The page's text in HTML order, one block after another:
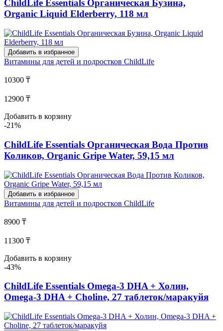
ChildLife Essentials Органическая Бузина,
Organic Liquid Elderberry, 118 мл
Добавить в избранное
Витамины для детей и подростков ChildLife
10300 ₸
12900 ₸
Добавить в корзину
-21%
ChildLife Essentials Органическая Вода Против
Коликов, Organic Gripe Water, 59,15 мл
Добавить в избранное
Витамины для детей и подростков ChildLife
8900 ₸
11300 ₸
Добавить в корзину
-43%
ChildLife Essentials Omega-3 DHA + Холин,
Omega-3 DHA + Choline, 27 таблеток/маракуйя